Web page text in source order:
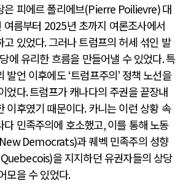
피에르 폴리에브(Pierre Poilievre)대
여름부터 2025년 초까지 여론조사에서
고 있었다.그러나 트럼프의 허세 섞인 발
에 유리한 흐름을 만들어낼 수 있었다.특
발언 이후에도‘트럼프주의’ 정책 노선을
었다.트럼프가 캐나다의 주권을 끝장내
이후였기 때문이다.카니는 이런 상황 속
다 민족주의에 호소했고,이를 통해 노동
Democrats)과 퀘벡 민족주의 성향
을 지지하던 유권자들의 상당
모을 수 있었다.